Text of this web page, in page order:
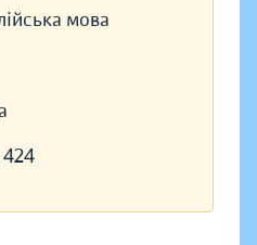
мова
424